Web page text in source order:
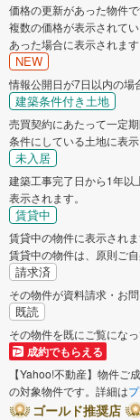
価格の更新があった物件で
複数の価格が表示されて
あった場合に表示されます
NEW
情報公開日が7日以内の場
建築条件付き土地
売買契約にあたって一定
条件にしている土地に表示
未入居
建築工事完了日から1年以
表示されます。
賃貸中
賃貸中の物件に表示されま
賃貸中の物件は、原則ご
請求済
その物件が資料請求・お
既読
その物件を既にご覧にな
成約でもらえる
【Yahoo!不動産】物件ご
の対象物件です。詳細は
ゴールド推奨店